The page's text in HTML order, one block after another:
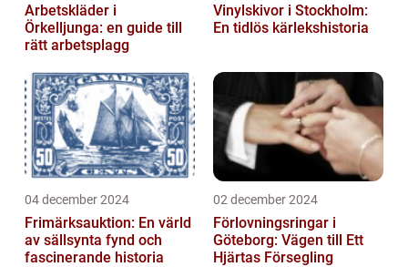
Arbetskläder i
Örkelljunga: en guide till
rätt arbetsplagg
Vinylskivor i Stockholm:
En tidlös kärlekshistoria
04 december 2024
Frimärksauktion: En värld
av sällsynta fynd och
fascinerande historia
02 december 2024
Förlovningsringar i
Göteborg: Vägen till Ett
Hjärtas Försegling